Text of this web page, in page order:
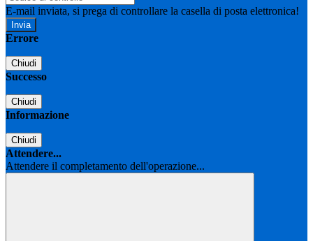
E-mail inviata, si prega di controllare la casella di posta elettronica!
Errore
Chiudi
Successo
Chiudi
Informazione
Chiudi
Attendere...
Attendere il completamento dell'operazione...